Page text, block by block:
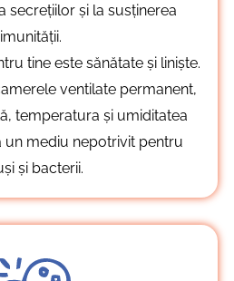
secrețiilor și la susținerea
imunității.
tine este sănătate și liniște.
ventilate permanent,
temperatura și umiditatea
un mediu nepotrivit pentru
și bacterii.